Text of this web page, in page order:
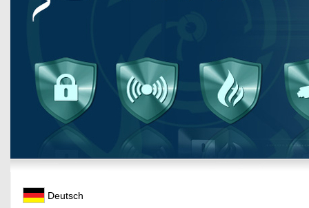
Deutsch